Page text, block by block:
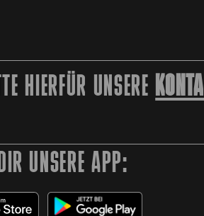
HIERFÜR UNSERE
UNSERE APP: